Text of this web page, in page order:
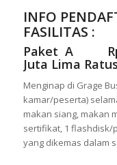
INFO
FASILITAS :
Paket A Rp
Juta Lima
Menginap di Grage
kamar/peserta)
makan siang, makan
sertifikat, 1 flashdisk/
yang dikemas dalam